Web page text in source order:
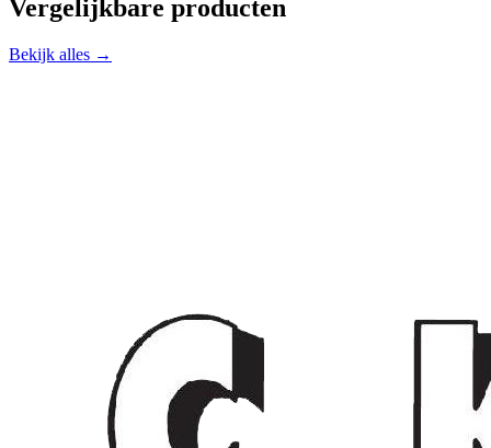
Vergelijkbare producten
Bekijk alles →